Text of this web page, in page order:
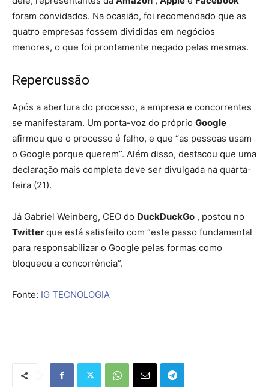
foram convidados. Na ocasião, foi recomendado que as
quatro empresas fossem divididas em negócios
menores, o que foi prontamente negado pelas mesmas.
Repercussão
Após a abertura do processo, a empresa e concorrentes
se manifestaram. Um porta-voz do próprio Google
afirmou que o processo é falho, e que “as pessoas usam
o Google porque querem”. Além disso, destacou que uma
declaração mais completa deve ser divulgada na quarta-
feira (21).
Já Gabriel Weinberg, CEO do DuckDuckGo , postou no
Twitter que está satisfeito com “este passo fundamental
para responsabilizar o Google pelas formas como
bloqueou a concorrência”.
Fonte: IG TECNOLOGIA